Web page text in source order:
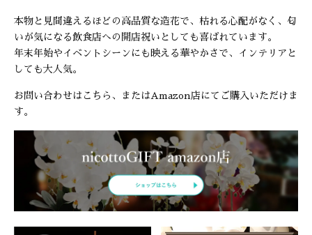
本物と見間違えるほどの高品質な造花で、枯れる心配がなく、匂
いが気になる飲食店への開店祝いとしても喜ばれています。
年末年始やイベントシーンにも映える華やかさで、インテリアと
しても大人気。
お問い合わせはこちら 、または Amazon店 にてご購入いただけま
す。